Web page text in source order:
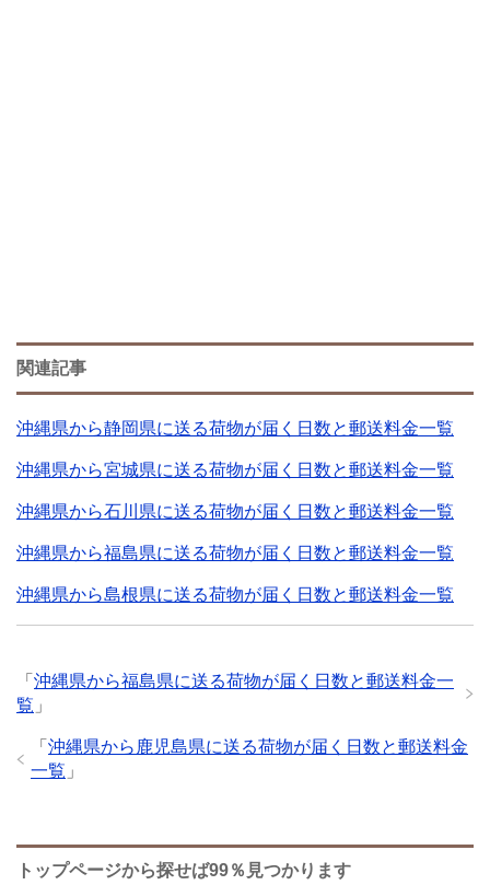
関連記事
沖縄県から静岡県に送る荷物が届く日数と郵送料金一覧
沖縄県から宮城県に送る荷物が届く日数と郵送料金一覧
沖縄県から石川県に送る荷物が届く日数と郵送料金一覧
沖縄県から福島県に送る荷物が届く日数と郵送料金一覧
沖縄県から島根県に送る荷物が届く日数と郵送料金一覧
「 沖縄県から福島県に送る荷物が届く日数と郵送料金一
覧 」
「 沖縄県から鹿児島県に送る荷物が届く日数と郵送料金
一覧 」
トップページから探せば99％見つかります